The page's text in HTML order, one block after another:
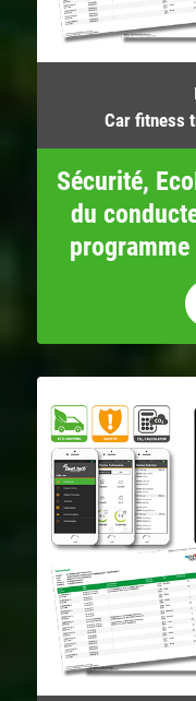
Car fitness
Sécurité,
du